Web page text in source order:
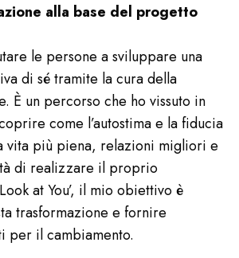
alla base del progetto
le persone a sviluppare una
di sé tramite la cura della
È un percorso che ho vissuto in
come l’autostima e la fiducia
vita più piena, relazioni migliori e
di realizzare il proprio
at You’, il mio obiettivo è
trasformazione e fornire
per il cambiamento.